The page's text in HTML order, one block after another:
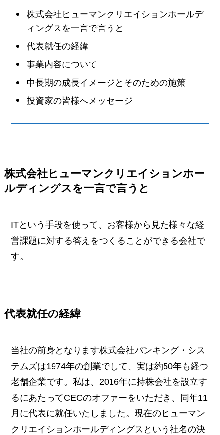
株式会社ヒューマンクリエイションホールデ
ィングスを一言で言うと
代表就任の経緯
事業内容について
中長期の成長イメージとそのための施策
投資家の皆様へメッセージ
株式会社ヒューマンクリエイションホー
ルディングスを一言で言うと
ITという手段を使って、お客様から見た様々な経
営課題に対する答えをつくることができる会社で
す。
代表就任の経緯
当社の前身となります株式会社バンキング・シス
テムズは1974年の創業でして、実は約50年も経つ
老舗企業です。私は、2016年に持株会社を設立す
るにあたってCEOのオファーをいただき、同年11
月に代表に就任いたしました。現在のヒューマン
クリエイションホールディングスという社名の決